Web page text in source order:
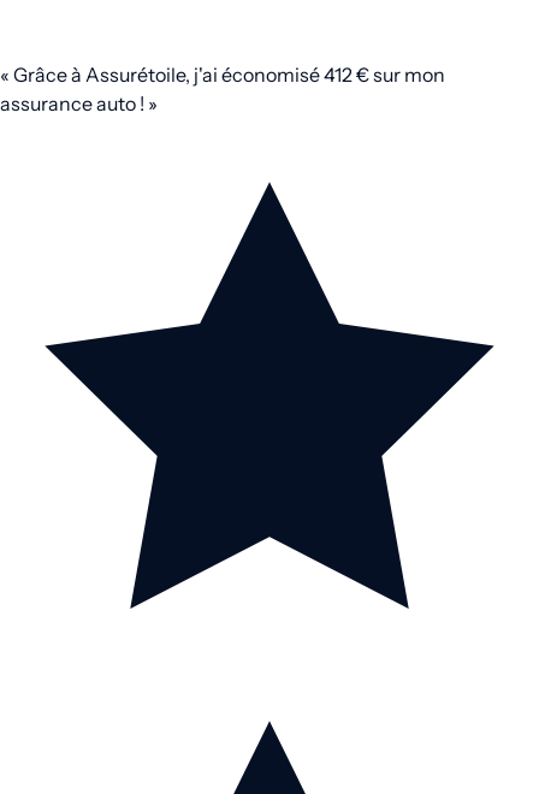
« Grâce à Assurétoile, j'ai économisé 412 € sur mon
assurance auto ! »